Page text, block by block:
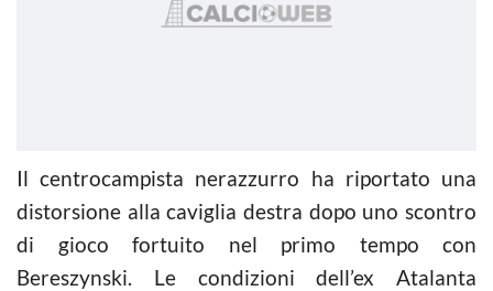
Il centrocampista nerazzurro ha riportato una
distorsione alla caviglia destra dopo uno scontro
di gioco fortuito nel primo tempo con
Bereszynski. Le condizioni dell’ex Atalanta